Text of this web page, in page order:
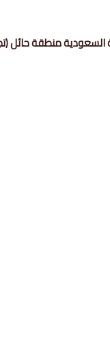
السعودية منطقة